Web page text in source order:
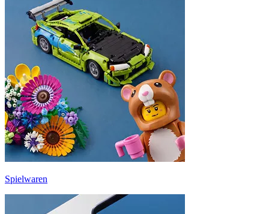
Spielwaren